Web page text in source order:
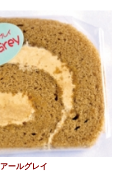
アールグレイ